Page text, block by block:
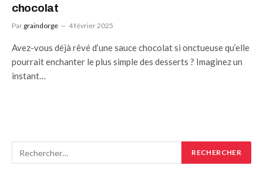
chocolat
Par graindorge 4 février 2025
Avez-vous déjà rêvé d’une sauce chocolat si onctueuse qu’elle
pourrait enchanter le plus simple des desserts ? Imaginez un
instant…